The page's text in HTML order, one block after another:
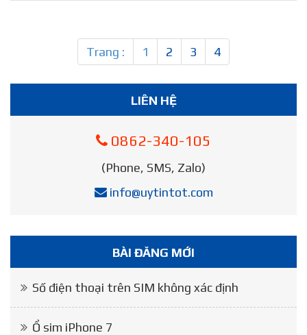
Trang : 1 2 3 4
LIÊN HỆ
0862-340-105
(Phone, SMS, Zalo)
info@uytintot.com
BÀI ĐĂNG MỚI
Số điện thoại trên SIM không xác định
Ổ sim iPhone 7